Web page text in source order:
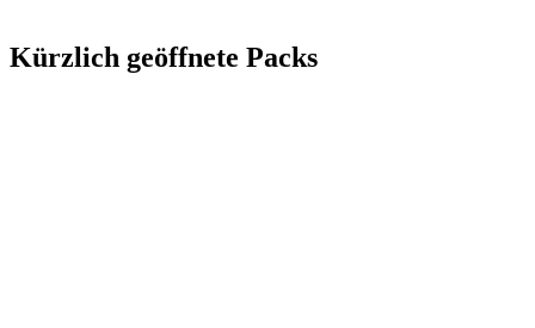
Kürzlich geöffnete Packs